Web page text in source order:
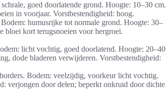
goed doorlatende grond. Hoogte: 10–30 cm.
in voorjaar. Vorstbestendigheid: hoog.
humusrijke tot normale grond. Hoogte: 30–
bloei kort terugsnoeien voor hergroei.
licht vochtig, goed doorlatend. Hoogte: 20–40
dode bladeren verwijderen. Vorstbestendigheid:
Bodem: veelzijdig, voorkeur licht vochtig.
verjongen door delen; beperkt onkruid door dichte